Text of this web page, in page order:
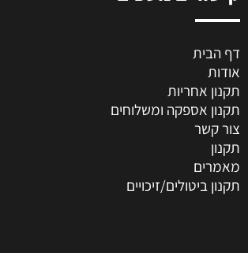
דף הבית
אודות
תקנון אחריות
תקנון אספקה ומשלוחים
צור קשר
תקנון
מאמרים
תקנון ביטולים/זיכויים